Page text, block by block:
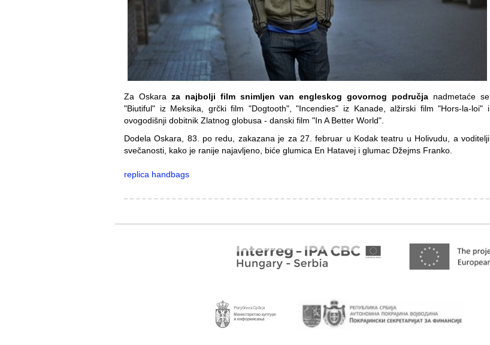
Za Oskara za najbolji film snimljen van engleskog govornog područja nadmetaće se
"Biutiful" iz Meksika, grčki film "Dogtooth", "Incendies" iz Kanade, alžirski film "Hors-la-loi" i
ovogodišnji dobitnik Zlatnog globusa - danski film "In A Better World".
Dodela Oskara, 83. po redu, zakazana je za 27. februar u Kodak teatru u Holivudu, a voditelji
svečanosti, kako je ranije najavljeno, biće glumica En Hatavej i glumac Džejms Franko.
replica handbags